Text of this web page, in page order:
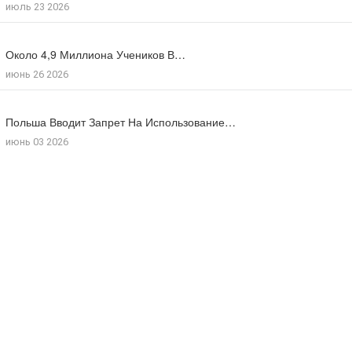
июль 23 2026
Около 4,9 Миллиона Учеников В…
июнь 26 2026
Польша Вводит Запрет На Использование…
июнь 03 2026
июль 17 2026
Большинство Поляков Поддерживают Сокращение Рабочего…
июль 09 2026
Число Иностранцев, Получивших Польское Гражданство…
мая 18 2026